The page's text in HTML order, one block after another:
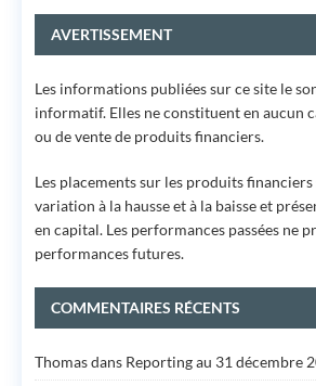
AVERTISSEMENT
Les informations publiées sur ce site le
informatif. Elles ne constituent en aucun
ou de vente de produits financiers.
Les placements sur les produits
variation à la hausse et à la baisse et
en capital. Les performances passées ne
performances futures.
COMMENTAIRES RÉCENTS
Thomasdans Reporting au 31 décembre